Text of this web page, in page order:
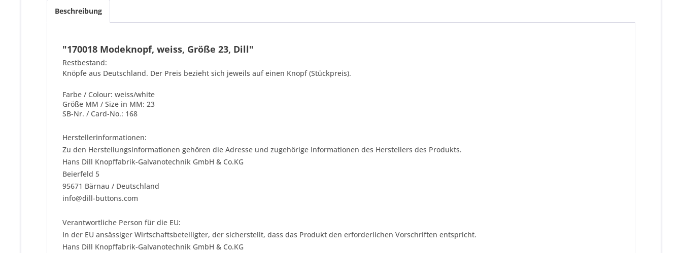
Beschreibung
"170018 Modeknopf, weiss, Größe 23, Dill"
Restbestand:
Knöpfe aus Deutschland. Der Preis bezieht sich jeweils auf einen Knopf (Stückpreis).
Farbe / Colour: weiss/white
Größe MM / Size in MM: 23
SB-Nr. / Card-No.: 168
Herstellerinformationen:
Zu den Herstellungsinformationen gehören die Adresse und zugehörige Informationen des Herstellers des Produkts.
Hans Dill Knopffabrik-Galvanotechnik GmbH & Co.KG
Beierfeld 5
95671 Bärnau / Deutschland
info@dill-buttons.com
Verantwortliche Person für die EU:
In der EU ansässiger Wirtschaftsbeteiligter, der sicherstellt, dass das Produkt den erforderlichen Vorschriften entspricht.
Hans Dill Knopffabrik-Galvanotechnik GmbH & Co.KG